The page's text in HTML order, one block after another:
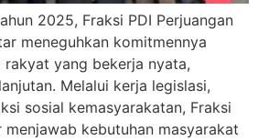
2025, Fraksi PDI Perjuangan
meneguhkan komitmennya
rakyat yang bekerja nyata,
Melalui kerja legislasi,
sosial kemasyarakatan, Fraksi
menjawab kebutuhan masyarakat